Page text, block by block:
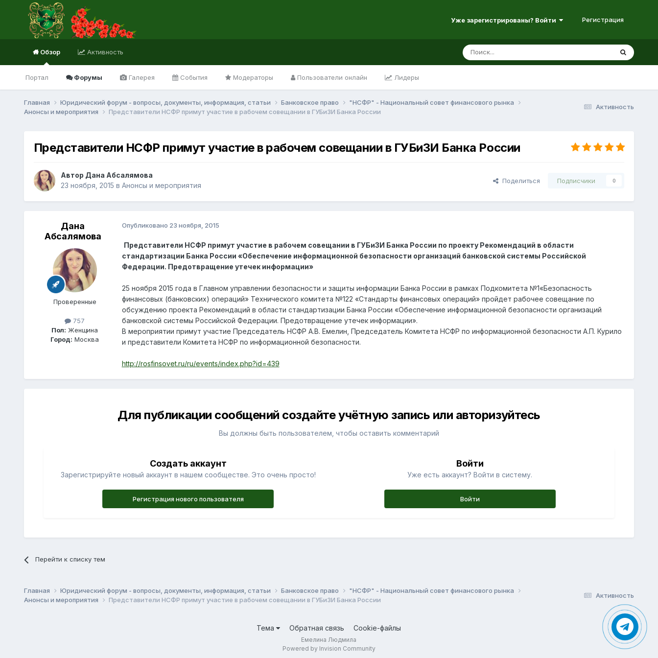
Уже зарегистрированы? Войти Регистрация
Обзор
Портал Форумы Галерея События Модераторы Пользователи онлайн Лидеры
Активность
Активность
Главная Юридический форум - вопросы, документы, информация, статьи Банковское право
"НСФР" - Национальный совет финансового рынка
Анонсы и мероприятия
Представители НСФР примут участие в рабочем совещании в ГУБиЗИ Банка России
Представители НСФР примут участие в рабочем совещании в ГУБиЗИ Банка России
Автор Дана Абсалямова
23 ноября, 2015 в Анонсы и мероприятия
Поделиться Подписчики 0
Дана
Абсалямова
Проверенные
757
Пол: Женщина
Город: Москва
Опубликовано 23 ноября, 2015
Представители НСФР примут участие в рабочем совещании в ГУБиЗИ Банка России по проекту Рекомендаций в области
стандартизации Банка России «Обеспечение информационной безопасности организаций банковской системы Российской
Федерации. Предотвращение утечек информации»
25 ноября 2015 года в Главном управлении безопасности и защиты информации Банка России в рамках Подкомитета №1«Безопасность
финансовых (банковских) операций» Технического комитета №122 «Стандарты финансовых операций» пройдет рабочее совещание по
обсуждению проекта Рекомендаций в области стандартизации Банка России «Обеспечение информационной безопасности организаций
банковской системы Российской Федерации. Предотвращение утечек информации».
В мероприятии примут участие Председатель НСФР А.В. Емелин, Председатель Комитета НСФР по информационной безопасности А.П. Курило
и представители Комитета НСФР по информационной безопасности.
http://rosfinsovet.ru/ru/events/index.php?id=439
Для публикации сообщений создайте учётную запись или авторизуйтесь
Вы должны быть пользователем, чтобы оставить комментарий
Создать аккаунт
Зарегистрируйте новый аккаунт в нашем сообществе. Это очень просто!
Регистрация нового пользователя
Войти
Уже есть аккаунт? Войти в систему.
Войти
Перейти к списку тем
Активность
Главная Юридический форум - вопросы, документы, информация, статьи Банковское право
"НСФР" - Национальный совет финансового рынка
Анонсы и мероприятия
Представители НСФР примут участие в рабочем совещании в ГУБиЗИ Банка России
Тема Обратная связь Cookie-файлы
Емелина Людмила
Powered by Invision Community